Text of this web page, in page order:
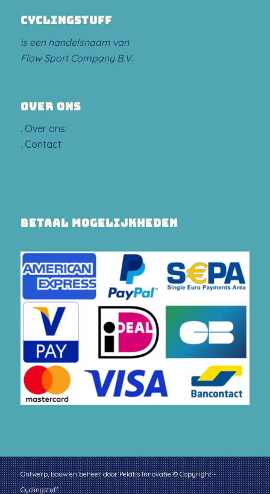
CYCLINGSTUFF
is een handelsnaam van
Flow Sport Company B.V.
OVER ONS
. Over ons
. Contact
BETAAL MOGELIJKHEDEN
Ontwerp, bouw en beheer doorPelátis Innovatie© Copyright -
Cyclingstuff